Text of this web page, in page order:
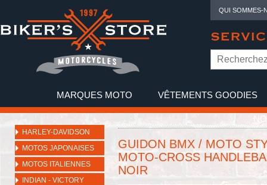
QUI SOMMES-
MARQUES MOTO VÊTEMENTS GOODIES
HARLEY-DAVIDSON
MOTOS JAPONAISES
MOTOS ITALIENNES
INDIAN - VICTORY
GUIDON BMX / MOTO
MOTO-CROSS
NOIR